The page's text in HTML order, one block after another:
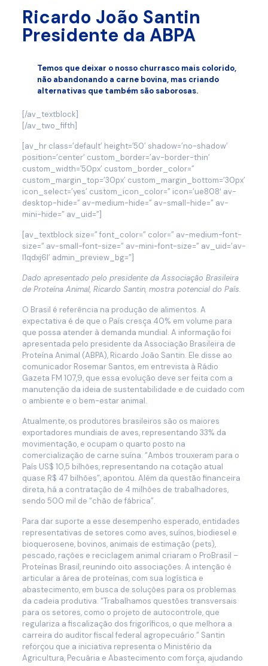
Ricardo João Santin
Presidente da ABPA
Temos que deixar o nosso churrasco mais colorido,
não abandonando a carne bovina, mas criando
alternativas que também são saborosas.
[/av_textblock]
[/av_two_fifth]
[av_hr class=’default’ height=’50’ shadow=’no-shadow’
position=’center’ custom_border=’av-border-thin’
custom_width=’50px’ custom_border_color=”
custom_margin_top=’30px’ custom_margin_bottom=’30px’
icon_select=’yes’ custom_icon_color=” icon=’ue808′ av-
desktop-hide=” av-medium-hide=” av-small-hide=” av-
mini-hide=” av_uid=”]
[av_textblock size=” font_color=” color=” av-medium-font-
size=” av-small-font-size=” av-mini-font-size=” av_uid=’av-
l1qdxj6l’ admin_preview_bg=”]
Dado apresentado pelo presidente da Associação Brasileira
de Proteína Animal, Ricardo Santin, mostra potencial do País.
O Brasil é referência na produção de alimentos. A
expectativa é de que o País cresça 40% em volume para
que possa atender à demanda mundial. A informação foi
apresentada pelo presidente da Associação Brasileira de
Proteína Animal (ABPA), Ricardo João Santin. Ele disse ao
comunicador Rosemar Santos, em entrevista à Rádio
Gazeta FM 107,9, que essa evolução deve ser feita com a
manutenção da ideia de sustentabilidade e de cuidado com
o ambiente e o bem-estar animal.
Atualmente, os produtores brasileiros são os maiores
exportadores mundiais de aves, representando 33% da
movimentação, e ocupam o quarto posto na
comercialização de carne suína. “Ambos trouxeram para o
País US$ 10,5 bilhões, representando na cotação atual
quase R$ 47 bilhões”, apontou. Além da questão financeira
direta, há a contratação de 4 milhões de trabalhadores,
sendo 500 mil de “chão de fábrica”.
Para dar suporte a esse desempenho esperado, entidades
representativas de setores como aves, suínos, biodiesel e
bioquerosene, bovinos, animais de estimação (pets),
pescado, rações e reciclagem animal criaram o ProBrasil –
Proteínas Brasil, reunindo oito associações. A intenção é
articular a área de proteínas, com sua logística e
abastecimento, em busca de soluções para os problemas
da cadeia produtiva. “Trabalhamos questões transversais
para os setores, como o projeto de autocontrole, que
regulariza a fiscalização dos frigoríficos, o que melhora a
carreira do auditor fiscal federal agropecuário.” Santin
reforçou que a iniciativa representa o Ministério da
Agricultura, Pecuária e Abastecimento com força, ajudando